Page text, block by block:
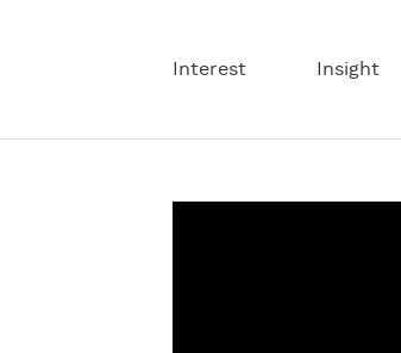
Interest Insight